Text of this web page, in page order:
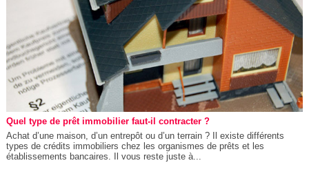
Quel type de prêt immobilier faut-il contracter ?
Achat d’une maison, d’un entrepôt ou d’un terrain ? Il existe différents
types de crédits immobiliers chez les organismes de prêts et les
établissements bancaires. Il vous reste juste à...